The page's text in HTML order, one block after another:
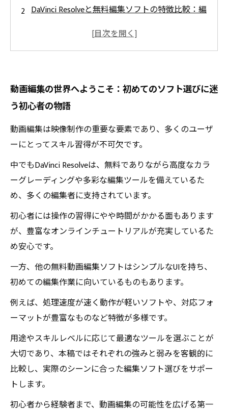
DaVinci Resolveと無料編集ソフトの特徴比較：編
機能の深掘り：熟練者も注目するDaVinci Resolve
フォーマットの違い
最適な動画編集ソフトの選び方：初心者から経
験者への道しるべ
DaVinci Resolveの魅力と無料ソフトの特色を総ま
動画編集の可能性を広げる！あなたにぴったり
の編集ツールを見つけよう
動画編集の世界へようこそ：初めてのソフト選びに迷
う初心者の物語
動画編集は映像制作の重要な要素であり、多くのユーザ
ーにとってスキル習得が不可欠です。
中でもDaVinci Resolveは、無料でありながら高度なカラ
ーグレーディングや多彩な編集ツールを備えているた
め、多くの編集者に支持されています。
初心者には操作の習得にやや時間がかかる面もあります
が、豊富なオンラインチュートリアルが充実しているた
め安心です。
一方、他の無料動画編集ソフトはシンプルなUIを持ち、
初めての編集作業に向いているものもあります。
例えば、処理速度が速く動作が軽いソフトや、対応フォ
ーマットが豊富なものなど特徴が多様です。
用途やスキルレベルに応じて最適なツールを選ぶことが
大切であり、本稿ではそれぞれの強みと弱みを客観的に
比較し、実際のシーンに合った編集ソフト選びをサポー
トします。
初心者から経験者まで、動画編集の可能性を広げる第一